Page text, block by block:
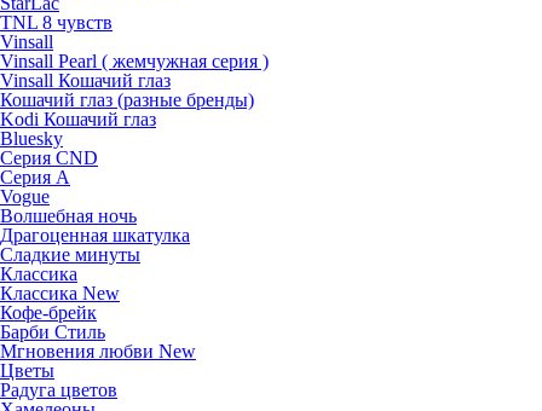
TNL 8 чувств
Vinsall
Vinsall Pearl ( жемчужная серия )
Vinsall Кошачий глаз
Кошачий глаз (разные бренды)
Kodi Кошачий глаз
Bluesky
Серия CND
Серия А
Vogue
Волшебная ночь
Драгоценная шкатулка
Сладкие минуты
Классика
Классика New
Кофе-брейк
Барби Стиль
Мгновения любви New
Цветы
Радуга цветов